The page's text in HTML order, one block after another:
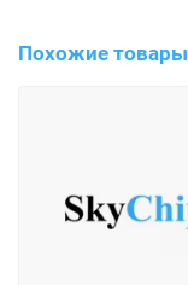
Похожие товары